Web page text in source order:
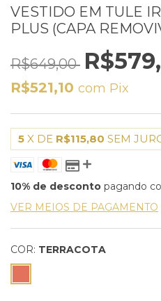
VESTIDO EM TULE
PLUS (CAPA
R$649,00
R$521,10 com Pix
5 X DE R$115,80 SEM
10% de desconto pagando
VER MEIOS DE PAGAMENTO
COR: TERRACOTA